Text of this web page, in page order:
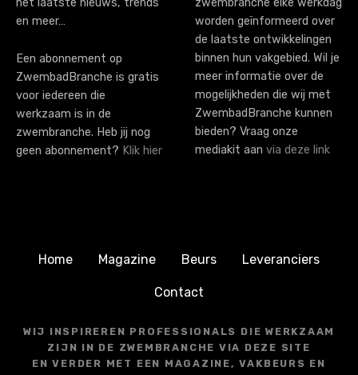
n
het laatste nieuws, trends
en meer…
Een abonnement op
ZwembadBranche is gratis
voor iedereen die
werkzaam is in de
zwembranche. Heb jij nog
geen abonnement? Klik hier
zwembranche elke werkdag
worden geïnformeerd over
de laatste ontwikkelingen
binnen hun vakgebied. Wil je
meer informatie over de
mogelijkheden die wij met
ZwembadBranche kunnen
bieden? Vraag onze
mediakit aan via deze link
Home Magazine Beurs Leveranciers
Contact
WIJ INSPIREREN PROFESSIONALS DIE WERKZAAM
ZIJN IN DE ZWEMBRANCHE VIA DEZE SITE
EN VERDER MET EEN MAGAZINE, VAKBEURS EN